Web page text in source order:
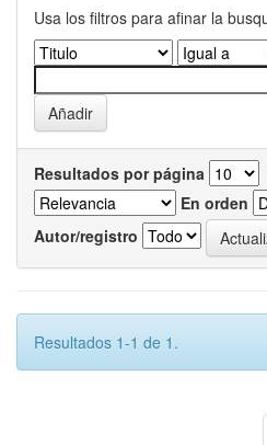
Usa los filtros para afinar la
Resultados por página
En orden
Autor/registro
Resultados 1-1 de 1.